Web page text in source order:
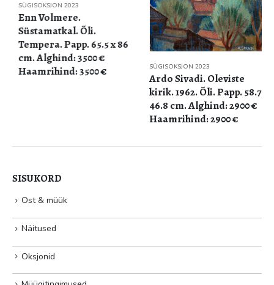
SÜGISOKSJON 2023
Enn Volmere.
Süstamatkal. Õli.
Tempera. Papp. 65.5 x 86
cm. Alghind: 3500 €
Haamrihind: 3500 €
SÜGISOKSJON 2023
Ardo Sivadi. Oleviste
kirik. 1962. Õli. Papp. 58.7 x
46.8 cm. Alghind: 2900 €
Haamrihind: 2900 €
SISUKORD
Ost & müük
Näitused
Oksjonid